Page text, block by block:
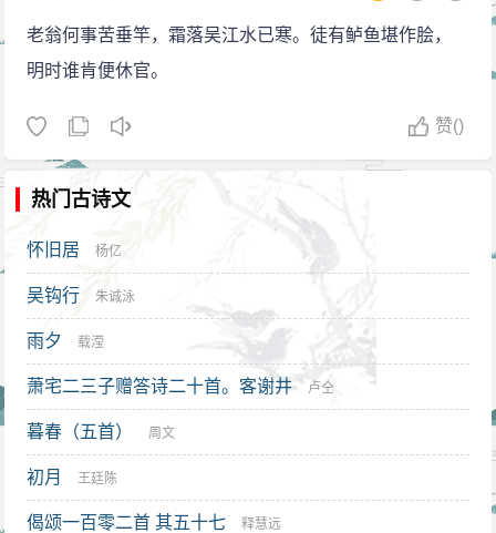
老翁何事苦垂竿，霜落吴江水已寒。徒有鲈鱼堪作脍，
明时谁肯便休官。
赞()
热门古诗文
怀旧居 杨亿
吴钩行 朱诚泳
雨夕 载滢
萧宅二三子赠答诗二十首。客谢井 卢仝
暮春（五首） 周文
初月 王廷陈
偈颂一百零二首 其五十七 释慧远